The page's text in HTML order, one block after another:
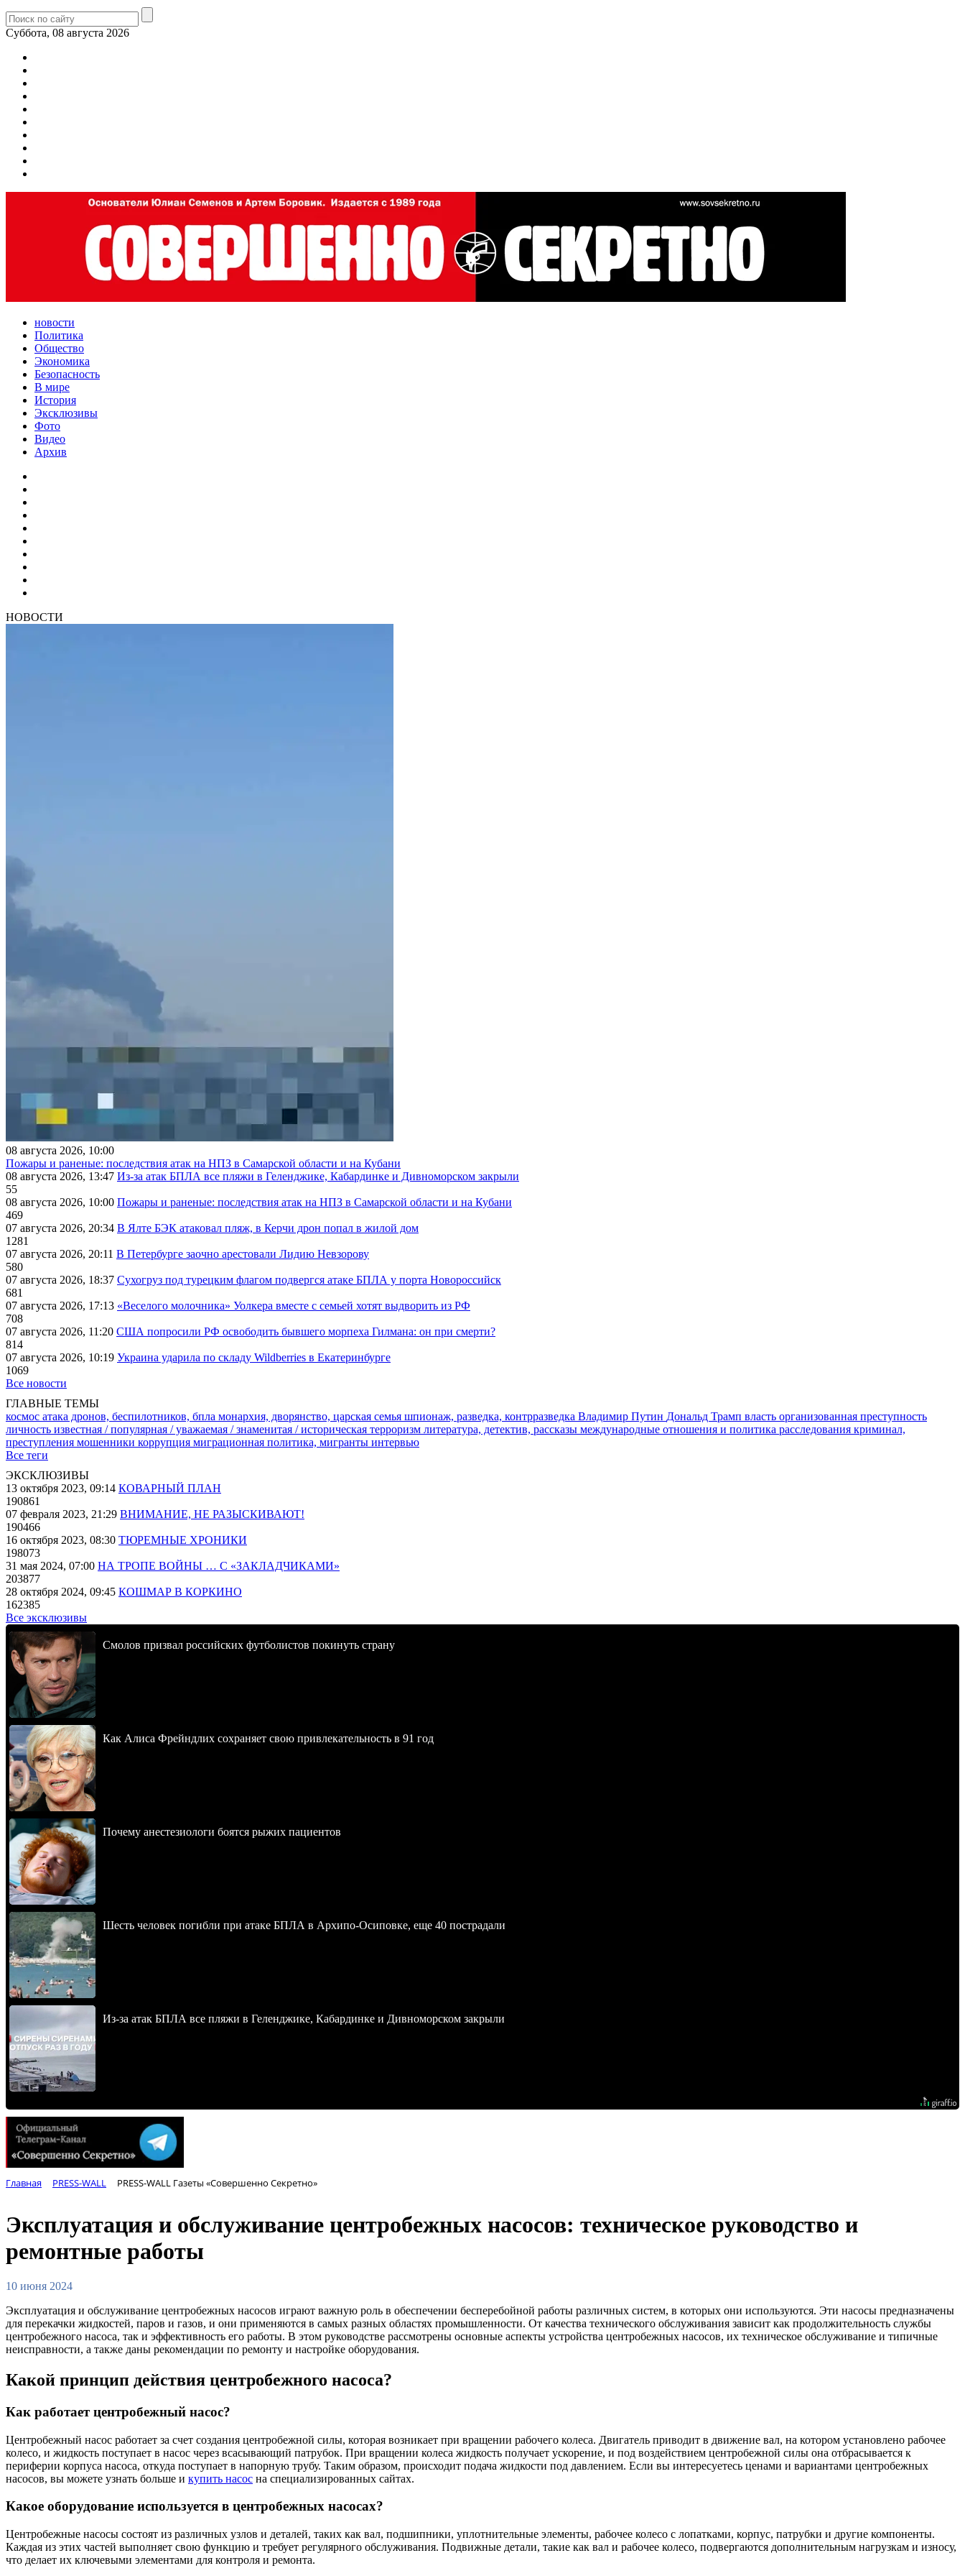
Суббота, 08 августа 2026
новости
Политика
Общество
Экономика
Безопасность
В мире
История
Эксклюзивы
Фото
Видео
Архив
НОВОСТИ
08 августа 2026, 10:00
Пожары и раненые: последствия атак на НПЗ в Самарской области и на Кубани
08 августа 2026, 13:47 Из-за атак БПЛА все пляжи в Геленджике, Кабардинке и Дивноморском закрыли
55
08 августа 2026, 10:00 Пожары и раненые: последствия атак на НПЗ в Самарской области и на Кубани
469
07 августа 2026, 20:34 В Ялте БЭК атаковал пляж, в Керчи дрон попал в жилой дом
1281
07 августа 2026, 20:11 В Петербурге заочно арестовали Лидию Невзорову
580
07 августа 2026, 18:37 Сухогруз под турецким флагом подвергся атаке БПЛА у порта Новороссийск
681
07 августа 2026, 17:13 «Веселого молочника» Уолкера вместе с семьей хотят выдворить из РФ
708
07 августа 2026, 11:20 США попросили РФ освободить бывшего морпеха Гилмана: он при смерти?
814
07 августа 2026, 10:19 Украина ударила по складу Wildberries в Екатеринбурге
1069
Все новости
ГЛАВНЫЕ ТЕМЫ
космос атака дронов, беспилотников, бпла монархия, дворянство, царская семья шпионаж, разведка, контрразведка Владимир Путин Дональд Трамп власть организованная преступность
личность известная / популярная / уважаемая / знаменитая / историческая терроризм литература, детектив, рассказы международные отношения и политика расследования криминал,
преступления мошенники коррупция миграционная политика, мигранты интервью
Все теги
ЭКСКЛЮЗИВЫ
13 октября 2023, 09:14 КОВАРНЫЙ ПЛАН
190861
07 февраля 2023, 21:29 ВНИМАНИЕ, НЕ РАЗЫСКИВАЮТ!
190466
16 октября 2023, 08:30 ТЮРЕМНЫЕ ХРОНИКИ
198073
31 мая 2024, 07:00 НА ТРОПЕ ВОЙНЫ … С «ЗАКЛАДЧИКАМИ»
203877
28 октября 2024, 09:45 КОШМАР В КОРКИНО
162385
Все эксклюзивы
Смолов призвал российских футболистов покинуть страну
Как Алиса Фрейндлих сохраняет свою привлекательность в 91 год
Почему анестезиологи боятся рыжих пациентов
Шесть человек погибли при атаке БПЛА в Архипо-Осиповке, еще 40 пострадали
Из-за атак БПЛА все пляжи в Геленджике, Кабардинке и Дивноморском закрыли
Главная PRESS-WALL PRESS-WALL Газеты «Совершенно Секретно»
Эксплуатация и обслуживание центробежных насосов: техническое руководство и
ремонтные работы
10 июня 2024
Эксплуатация и обслуживание центробежных насосов играют важную роль в обеспечении бесперебойной работы различных систем, в которых они используются. Эти насосы предназначены
для перекачки жидкостей, паров и газов, и они применяются в самых разных областях промышленности. От качества технического обслуживания зависит как продолжительность службы
центробежного насоса, так и эффективность его работы. В этом руководстве рассмотрены основные аспекты устройства центробежных насосов, их техническое обслуживание и типичные
неисправности, а также даны рекомендации по ремонту и настройке оборудования.
Какой принцип действия центробежного насоса?
Как работает центробежный насос?
Центробежный насос работает за счет создания центробежной силы, которая возникает при вращении рабочего колеса. Двигатель приводит в движение вал, на котором установлено рабочее
колесо, и жидкость поступает в насос через всасывающий патрубок. При вращении колеса жидкость получает ускорение, и под воздействием центробежной силы она отбрасывается к
периферии корпуса насоса, откуда поступает в напорную трубу. Таким образом, происходит подача жидкости под давлением. Если вы интересуетесь ценами и вариантами центробежных
насосов, вы можете узнать больше и купить насос на специализированных сайтах.
Какое оборудование используется в центробежных насосах?
Центробежные насосы состоят из различных узлов и деталей, таких как вал, подшипники, уплотнительные элементы, рабочее колесо с лопатками, корпус, патрубки и другие компоненты.
Каждая из этих частей выполняет свою функцию и требует регулярного обслуживания. Подвижные детали, такие как вал и рабочее колесо, подвергаются дополнительным нагрузкам и износу,
что делает их ключевыми элементами для контроля и ремонта.